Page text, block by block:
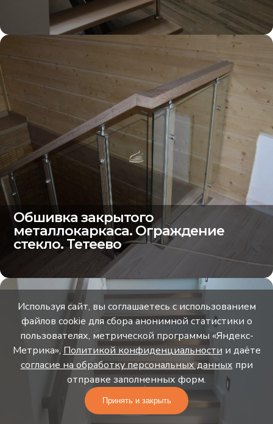
Обшивка закрытого
металлокаркаса. Ограждение
стекло. Тетеево
Используя сайт, вы соглашаетесь с использованием
файлов cookie для сбора анонимной статистики о
пользователях, метрической программы «Яндекс-
Метрика», Политикой конфиденциальности и даёте
согласие на обработку персональных данных при
отправке заполненных форм.
Принять и закрыть